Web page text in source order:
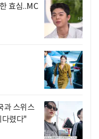
효심..MC
과 스위스
다렸다"